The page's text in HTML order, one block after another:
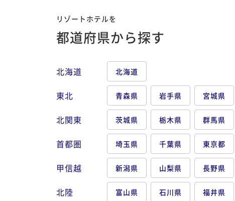
リゾートホテルを
都道府県から探す
北海道 北海道
東北 青森県 岩手県 宮城県
北関東 茨城県 栃木県 群馬県
首都圏 埼玉県 千葉県 東京都
甲信越 新潟県 山梨県 長野県
北陸 富山県 石川県 福井県